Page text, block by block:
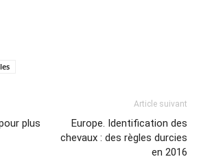
plus
Article suivant
Europe. Identification des
chevaux : des règles durcies
en 2016